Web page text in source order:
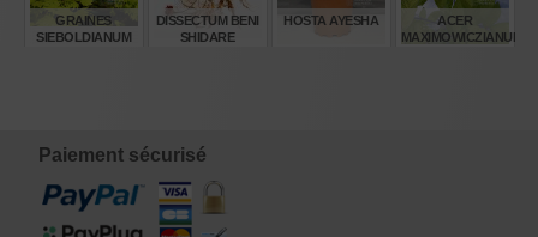
GRAINES
SIEBOLDIANUM
DISSECTUM BENI
SHIDARE
HOSTA AYESHA
ACER
MAXIMOWICZIANUM
Paiement sécurisé